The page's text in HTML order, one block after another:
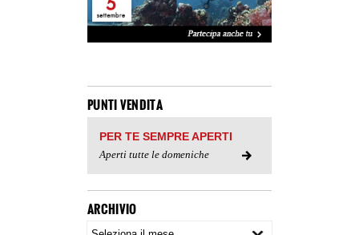
PUNTI VENDITA
PER TE SEMPRE APERTI
Aperti tutte le domeniche
ARCHIVIO